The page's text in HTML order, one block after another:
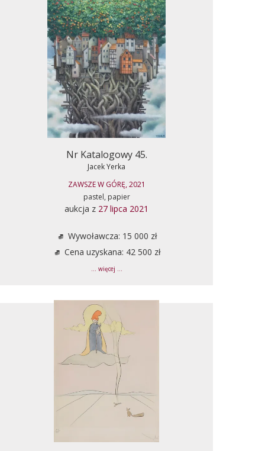
Nr Katalogowy 45.
Jacek Yerka
ZAWSZE W GÓRĘ, 2021
pastel, papier
aukcja z 27 lipca 2021
Wywoławcza: 15 000 zł
Cena uzyskana: 42 500 zł
... więcej ...